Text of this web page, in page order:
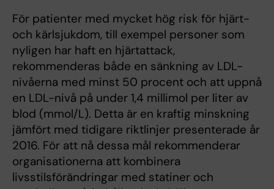
För patienter med mycket hög risk för hjärt-
och kärlsjukdom, till exempel personer som
nyligen har haft en hjärtattack,
rekommenderas både en sänkning av LDL-
nivåerna med minst 50 procent och att uppnå
en LDL-nivå på under 1,4 millimol per liter av
blod (mmol/L). Detta är en kraftig minskning
jämfört med tidigare riktlinjer presenterade år
2016. För att nå dessa mål rekommenderar
organisationerna att kombinera
livsstilsförändringar med statiner och